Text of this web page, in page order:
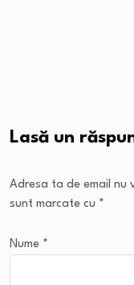
Lasă un
Adresa ta de email nu
sunt marcate cu *
Nume *